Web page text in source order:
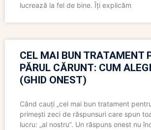
lucrează la fel de bine. Îți explicăm
CEL MAI BUN TRATAMENT
PĂRUL CĂRUNT: CUM
(GHID ONEST)
Când cauți „cel mai bun tratament
primești zeci de răspunsuri care spun
lucru: „al nostru”. Un răspuns onest nu